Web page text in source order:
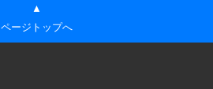
▲
ページトップへ